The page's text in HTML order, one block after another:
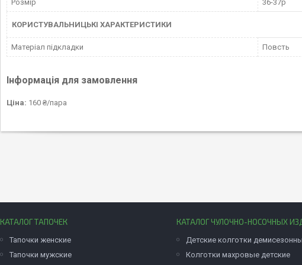
Розмір 36-37р
КОРИСТУВАЛЬНИЦЬКІ ХАРАКТЕРИСТИКИ
Матеріал підкладки Повсть
Інформація для замовлення
Ціна: 160 ₴/пара
КАТАЛОГ ТАПОЧЕК
Тапочки женские
Тапочки мужские
КАТАЛОГ ЧУЛОЧНО-НОСОЧНЫХ
Детские колготки
Колготки махровые детские